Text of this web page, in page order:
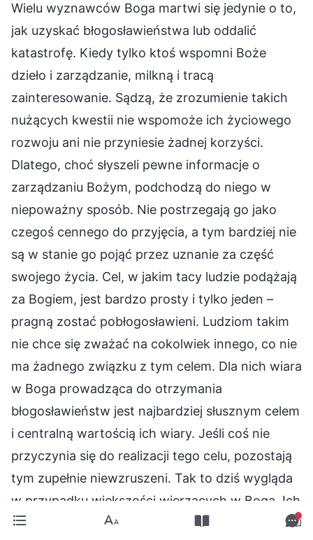
Wielu wyznawców Boga martwi się jedynie o to,
jak uzyskać błogosławieństwa lub oddalić
katastrofę. Kiedy tylko ktoś wspomni Boże
dzieło i zarządzanie, milkną i tracą
zainteresowanie. Sądzą, że zrozumienie takich
nużących kwestii nie wspomoże ich życiowego
rozwoju ani nie przyniesie żadnej korzyści.
Dlatego, choć słyszeli pewne informacje o
zarządzaniu Bożym, podchodzą do niego w
niepoważny sposób. Nie postrzegają go jako
czegoś cennego do przyjęcia, a tym bardziej nie
są w stanie go pojąć przez uznanie za część
swojego życia. Cel, w jakim tacy ludzie podążają
za Bogiem, jest bardzo prosty i tylko jeden –
pragną zostać pobłogosławieni. Ludziom takim
nie chce się zważać na cokolwiek innego, co nie
ma żadnego związku z tym celem. Dla nich wiara
w Boga prowadząca do otrzymania
błogosławieństw jest najbardziej słusznym celem
i centralną wartością ich wiary. Jeśli coś nie
przyczynia się do realizacji tego celu, pozostają
tym zupełnie niewzruszeni. Tak to dziś wygląda
w przypadku większości wierzących w Boga. Ich
cel i zamiar wydają się słuszne, ponieważ,